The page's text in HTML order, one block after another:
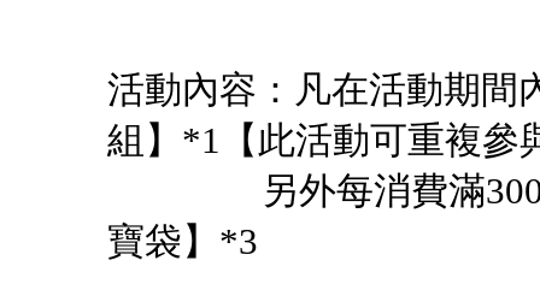
活動內容：凡在活動期間
組】*1【此活動
另外每消費滿300金
寶袋